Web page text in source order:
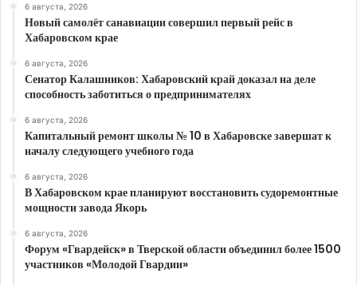
6 августа, 2026
Новый самолёт санавиации совершил первый рейс в
Хабаровском крае
6 августа, 2026
Сенатор Калашников: Хабаровский край доказал на деле
способность заботиться о предпринимателях
6 августа, 2026
Капитальный ремонт школы № 10 в Хабаровске завершат к
началу следующего учебного года
6 августа, 2026
В Хабаровском крае планируют восстановить судоремонтные
мощности завода Якорь
6 августа, 2026
Форум «Гвардейск» в Тверской области объединил более 1500
участников «Молодой Гвардии»